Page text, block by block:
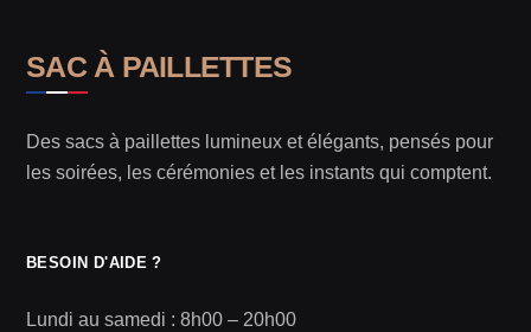
SAC À PAILLETTES
Des sacs à paillettes lumineux et élégants, pensés pour
les soirées, les cérémonies et les instants qui comptent.
BESOIN D'AIDE ?
Lundi au samedi : 8h00 – 20h00